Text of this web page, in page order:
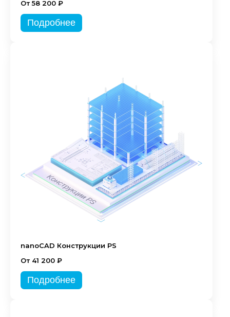
От 58 200 ₽
Подробнее
nanoCAD Конструкции PS
От 41 200 ₽
Подробнее